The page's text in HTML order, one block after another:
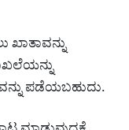
ಪಡೆಯಬಹುದು.